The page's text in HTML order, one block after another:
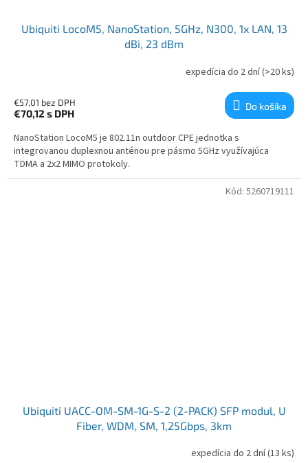
Ubiquiti LocoM5, NanoStation, 5GHz, N300, 1x LAN, 13
dBi, 23 dBm
expedícia do 2 dní(>20 ks)
€57,01 bez DPH
€70,12 s DPH
Do košíka
NanoStation LocoM5 je 802.11n outdoor CPE jednotka s
integrovanou duplexnou anténou pre pásmo 5GHz využívajúca
TDMA a 2x2 MIMO protokoly.
Ubiquiti UACC-OM-SM-1G-S-2 (2-PACK) SFP modul, U
Fiber, WDM, SM, 1,25Gbps, 3km
expedícia do 2 dní(13 ks)
Kód: 5260719111